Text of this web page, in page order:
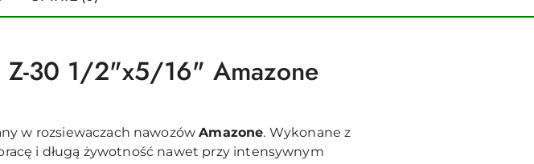
Z-30 1/2"x5/16" Amazone
w rozsiewaczach nawozówAmazone. Wykonane z
i długą żywotność nawet przy intensywnym